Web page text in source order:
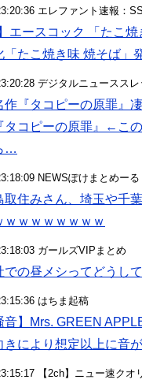
エレファント速報：
エースコック 「たこ
「たこ焼き味 焼そば」
デジタルニューススレ
作『タコピーの原罪』
タコピーの原罪』←こ
…
NEWSぽけまとめーる
取住みさん、埼玉や千
ｗｗｗｗｗｗｗｗ
ガールズVIPまとめ
での昼メシってどうし
はちま起稿
音】Mrs. GREEN
により想定以上に音が
【2ch】ニュー速クオ